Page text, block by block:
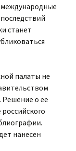
станет
палаты не
Решение о ее
нанесен